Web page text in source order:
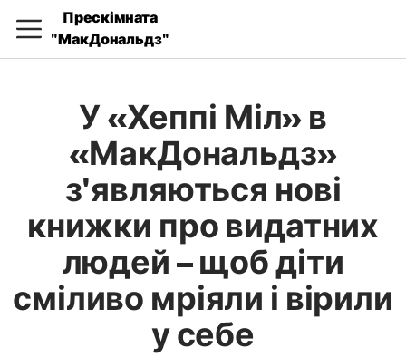
Прескімната
"МакДональдз"
У «Хеппі Міл» в
«МакДональдз»
з'являються нові
книжки про видатних
людей – щоб діти
сміливо мріяли і вірили
у себе